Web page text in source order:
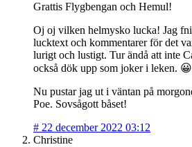
Grattis Flygbengan och Hemul!
Oj oj vilken helmysko lucka! Jag
lucktext och kommentarer för det
lurigt och lustigt. Tur ändå att inte
också dök upp som joker i leken. 😀
Nu pustar jag ut i väntan på
Poe. Sovsågott båset!
# 22 december 2022 03:12
Christine